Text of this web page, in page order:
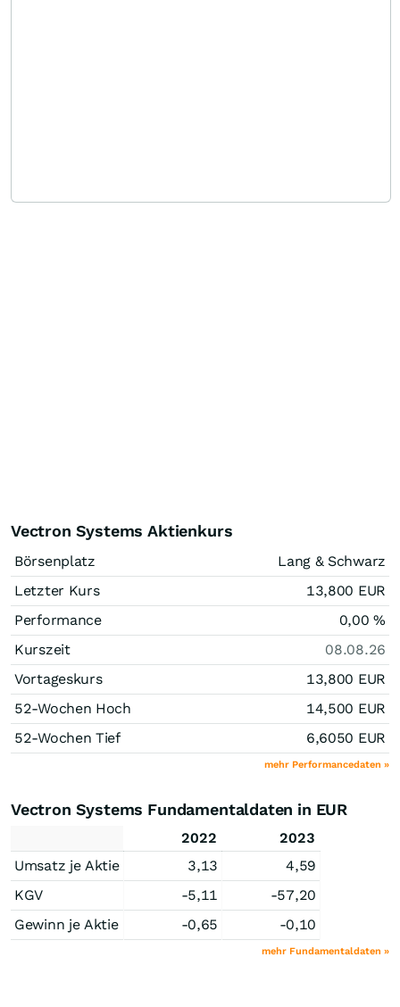
Vectron Systems Aktienkurs
Börsenplatz
Lang & Schwarz
Letzter Kurs
13,800 EUR
Performance
0,00%
Kurszeit
08.08.26
Vortageskurs
13,800 EUR
52-Wochen Hoch
14,500 EUR
52-Wochen Tief
6,6050 EUR
mehr Performancedaten »
Vectron Systems Fundamentaldaten in EUR
2022
2023
Umsatz je Aktie
3,13
4,59
KGV
-5,11
-57,20
Gewinn je Aktie
-0,65 -0,10
mehr Fundamentaldaten »